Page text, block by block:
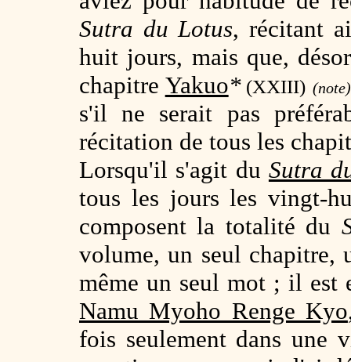
Sutra du Lotus, récitant
huit jours, mais que,
chapitre Yakuo*(XXIII) (note)
s'il ne serait pas
récitation de tous les
Lorsqu'il s'agit du Sutra
tous les jours les vingt-
composent la totalité du
volume, un seul chapitre,
même un seul mot ; il est
Namu Myoho Renge Kyo
fois seulement dans une